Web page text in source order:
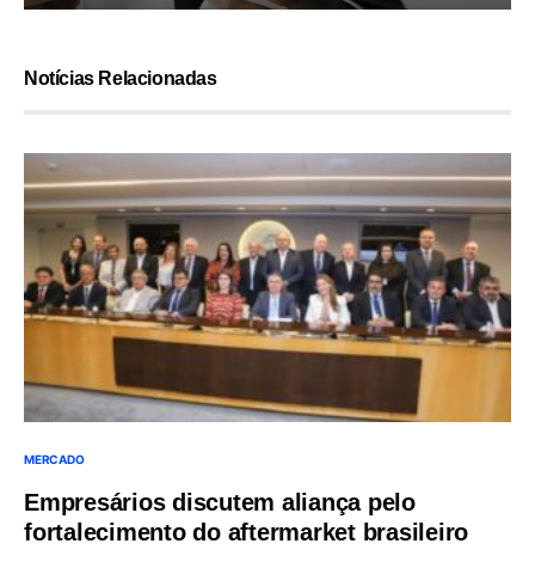
Notícias Relacionadas
MERCADO
Empresários discutem aliança pelo
fortalecimento do aftermarket brasileiro